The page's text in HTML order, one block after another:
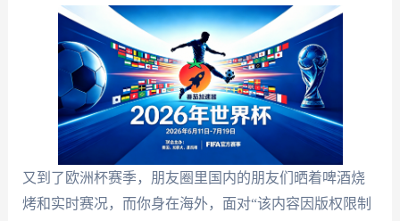
又到了欧洲杯赛季，朋友圈里国内的朋友们晒着啤酒烧
烤和实时赛况，而你身在海外，面对“该内容因版权限制